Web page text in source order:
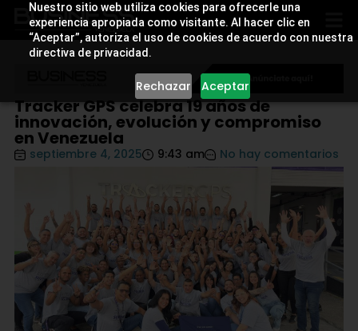
Nuestro sitio web utiliza cookies para ofrecerle una
experiencia apropiada como visitante. Al hacer clic en
“Aceptar”, autoriza el uso de cookies de acuerdo con nuestra
directiva de privacidad.
Rechazar Aceptar
Tracker GPS celebra 19 años de
innovación, evolución y compromiso
en Venezuela
septiembre 4, 2025 9:43 am No hay comentarios